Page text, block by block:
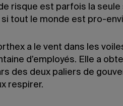
risque est parfois la
si tout le monde est pro-
a le vent dans les
d’employés. Elle a
des deux paliers de
respirer.